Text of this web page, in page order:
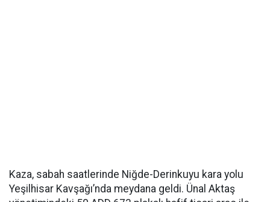
Kaza, sabah saatlerinde Niğde-Derinkuyu kara yolu
Yeşilhisar Kavşağı’nda meydana geldi. Ünal Aktaş